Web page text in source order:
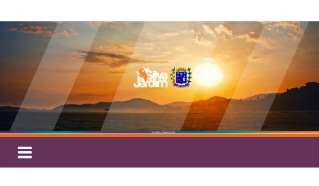
para
conteúdo
Silva
Jardim